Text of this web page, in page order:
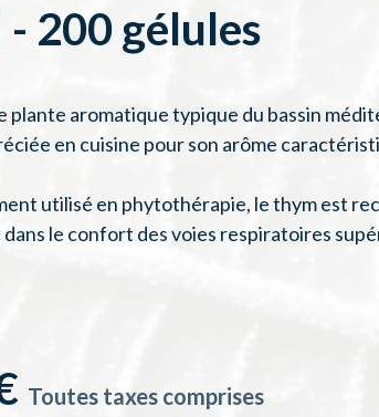
200 gélules
plante aromatique typique du bassin
en cuisine pour son arôme
utilisé en phytothérapie, le thym est
dans le confort des voies respiratoires
Toutes taxes comprises